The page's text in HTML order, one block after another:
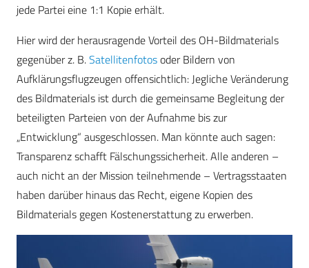
jede Partei eine 1:1 Kopie erhält.
Hier wird der herausragende Vorteil des OH-Bildmaterials
gegenüber z. B.Satellitenfotosoder Bildern von
Aufklärungsflugzeugen offensichtlich: Jegliche Veränderung
des Bildmaterials ist durch die gemeinsame Begleitung der
beteiligten Parteien von der Aufnahme bis zur
„Entwicklung“ ausgeschlossen. Man könnte auch sagen:
Transparenz schafft Fälschungssicherheit. Alle anderen –
auch nicht an der Mission teilnehmende – Vertragsstaaten
haben darüber hinaus das Recht, eigene Kopien des
Bildmaterials gegen Kostenerstattung zu erwerben.